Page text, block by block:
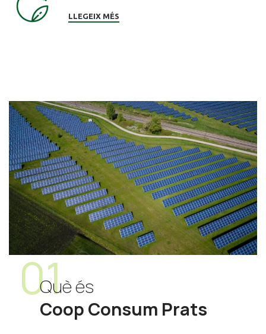
LLEGEIX MÉS
01
Què és
Coop Consum Prats